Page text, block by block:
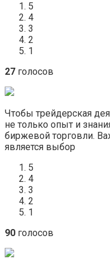
5
4
3
2
1
27 голосов
Чтобы трейдерская
не только опыт и
биржевой торговли.
является выбор
5
4
3
2
1
90 голосов